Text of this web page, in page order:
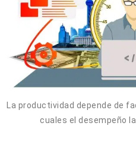
La productividad depende de
cuales el desempeño